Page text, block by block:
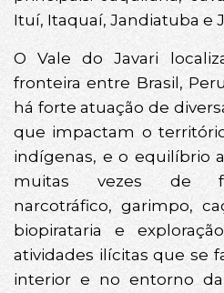
Ituí, Itaquaí, Jandiatuba e
O Vale do Javari
fronteira entre Brasil,
há forte atuação de
que impactam o
indígenas, e o equilíbrio
muitas vezes de
narcotráfico, garimpo,
biopirataria e
atividades ilícitas que se
interior e no entorno da